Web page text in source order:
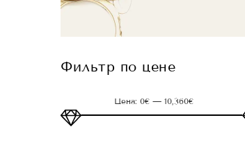
Фильтр по цене
Цена:0€ —10,360€